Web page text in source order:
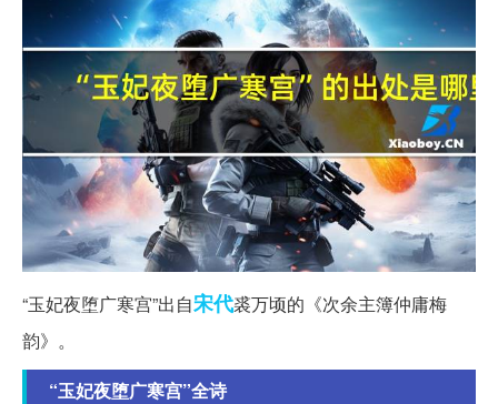
“玉妃夜堕广寒宫”出自宋代裘万顷的《次余主簿仲庸梅
韵》。
“玉妃夜堕广寒宫”全诗